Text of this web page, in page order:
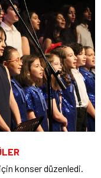
konser düzenledi.